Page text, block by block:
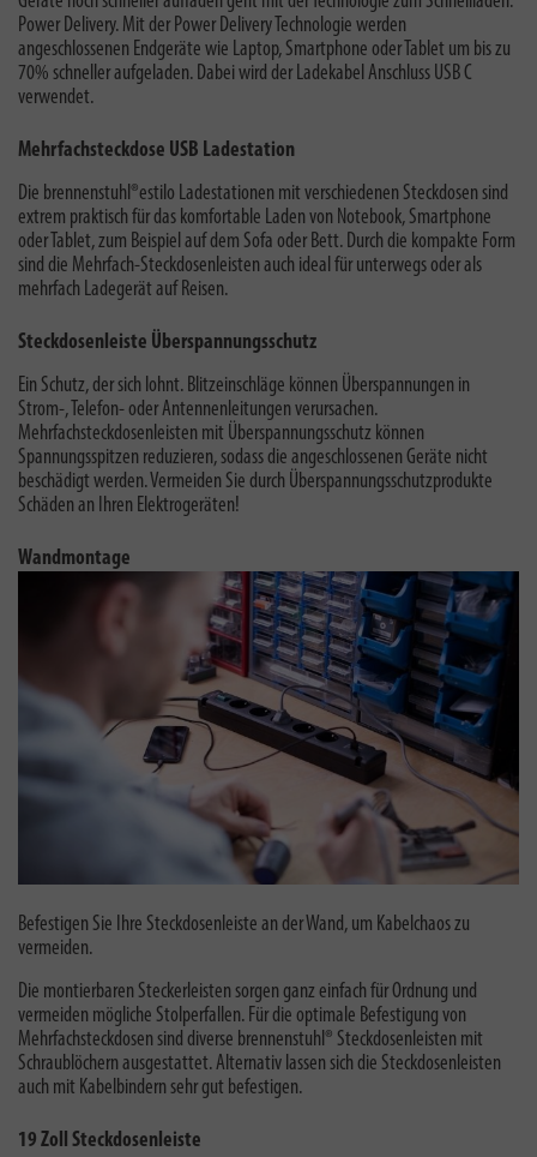
Power Delivery. Mit der Power Delivery Technologie werden
angeschlossenen Endgeräte wie Laptop, Smartphone oder Tablet um bis zu
70% schneller aufgeladen. Dabei wird der Ladekabel Anschluss USB C
verwendet.
Mehrfachsteckdose USB Ladestation
Die brennenstuhl®estilo Ladestationen mit verschiedenen Steckdosen sind
extrem praktisch für das komfortable Laden von Notebook, Smartphone
oder Tablet, zum Beispiel auf dem Sofa oder Bett. Durch die kompakte Form
sind die Mehrfach-Steckdosenleisten auch ideal für unterwegs oder als
mehrfach Ladegerät auf Reisen.
Steckdosenleiste Überspannungsschutz
Ein Schutz, der sich lohnt. Blitzeinschläge können Überspannungen in
Strom-, Telefon- oder Antennenleitungen verursachen.
Mehrfachsteckdosenleisten mit Überspannungsschutz können
Spannungsspitzen reduzieren, sodass die angeschlossenen Geräte nicht
beschädigt werden. Vermeiden Sie durch Überspannungsschutzprodukte
Schäden an Ihren Elektrogeräten!
Wandmontage
Befestigen Sie Ihre Steckdosenleiste an der Wand, um Kabelchaos zu
vermeiden.
Die montierbaren Steckerleisten sorgen ganz einfach für Ordnung und
vermeiden mögliche Stolperfallen. Für die optimale Befestigung von
Mehrfachsteckdosen sind diverse brennenstuhl® Steckdosenleisten mit
Schraublöchern ausgestattet. Alternativ lassen sich die Steckdosenleisten
auch mit Kabelbindern sehr gut befestigen.
19 Zoll Steckdosenleiste